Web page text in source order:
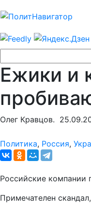
Ежики и
Олег Кравцов.
Политика, Россия,
Российские компании
Примечателен